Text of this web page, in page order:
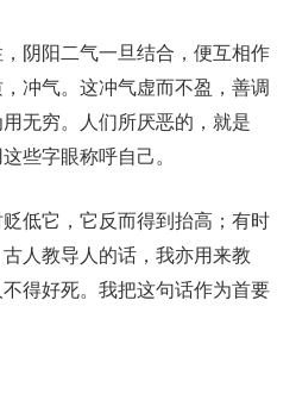
阴阳二气一旦结合，便互相作
冲气。这冲气虚而不盈，善调
无穷。人们所厌恶的，就是
些字眼称呼自己。
低它，它反而得到抬高；有时
人教导人的话，我亦用来教
得好死。我把这句话作为首要